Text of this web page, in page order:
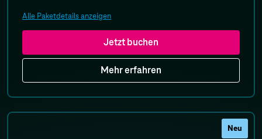
Alle Paketdetails anzeigen
Jetzt buchen
Mehr erfahren
Neu